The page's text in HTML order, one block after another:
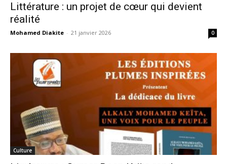
Littérature : un projet de cœur qui devient
réalité
Mohamed Diakite - 21 janvier 2026 0
Culture